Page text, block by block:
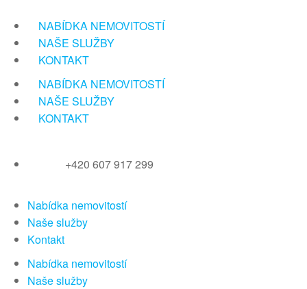
obsah
NABÍDKA NEMOVITOSTÍ
NAŠE SLUŽBY
KONTAKT
NABÍDKA NEMOVITOSTÍ
NAŠE SLUŽBY
KONTAKT
+420 607 917 299
Nabídka nemovitostí
Naše služby
Kontakt
Nabídka nemovitostí
Naše služby